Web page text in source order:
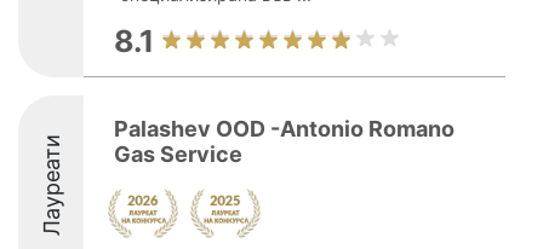
8.1
Лауреати
Palashev OOD -Antonio Romano
Gas Service